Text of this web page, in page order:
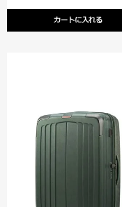
カートに入れる